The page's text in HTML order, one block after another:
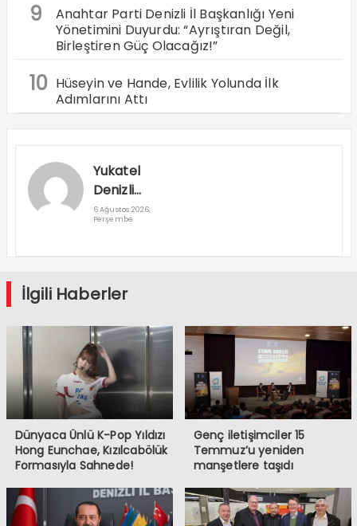
9
Anahtar Parti Denizli İl Başkanlığı Yeni
Yönetimini Duyurdu: “Ayrıştıran Değil,
Birleştiren Güç Olacağız!”
10 Hüseyin ve Hande, Evlilik Yolunda İlk
Adımlarını Attı
Yukatel
Denizli
Basket’in
Süper Lig
Başlıyor
6 Ağustos 2026,
Perşembe
İlgili Haberler
Dünyaca Ünlü K-Pop Yıldızı
Hong Eunchae, Kızılcabölük
Formasıyla Sahnede!
Genç iletişimciler 15
Temmuz’u yeniden
manşetlere taşıdı